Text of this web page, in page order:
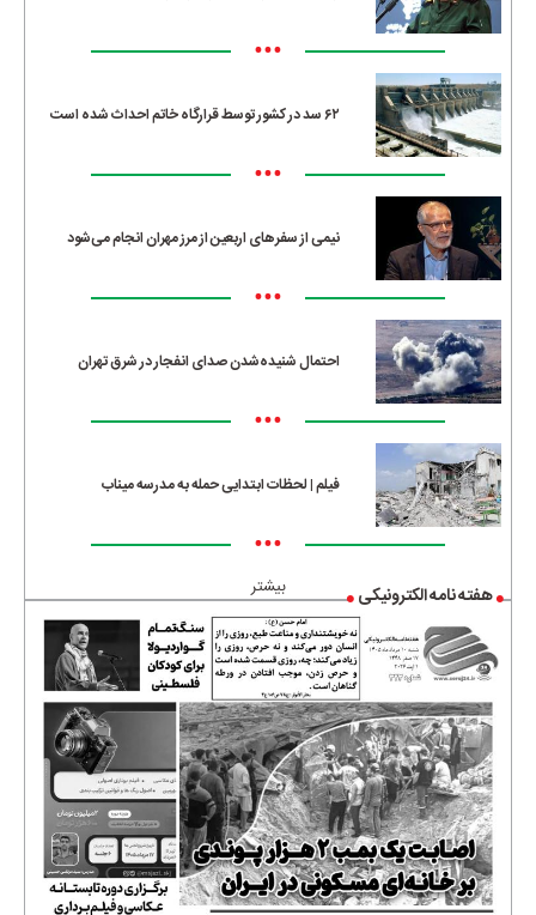
•••
۶۲ سد در کشور توسط قرارگاه خاتم احداث شده است
•••
نیمی از سفرهای اربعین از مرز مهران انجام می‌شود
•••
احتمال شنیده‌شدن صدای انفجار در شرق تهران
•••
فیلم | لحظات ابتدایی حمله به مدرسه میناب
•••
بیشتر هفته نامه الکترونیکی